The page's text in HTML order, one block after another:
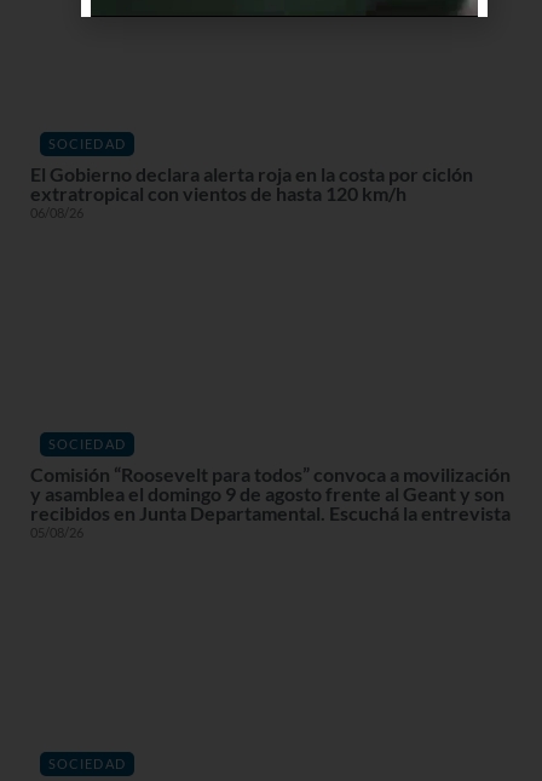
SOCIEDAD
El Gobierno declara alerta roja en la costa por ciclón
extratropical con vientos de hasta 120 km/h
06/08/26
SOCIEDAD
Comisión “Roosevelt para todos” convoca a movilización
y asamblea el domingo 9 de agosto frente al Geant y son
recibidos en Junta Departamental. Escuchá la entrevista
05/08/26
SOCIEDAD